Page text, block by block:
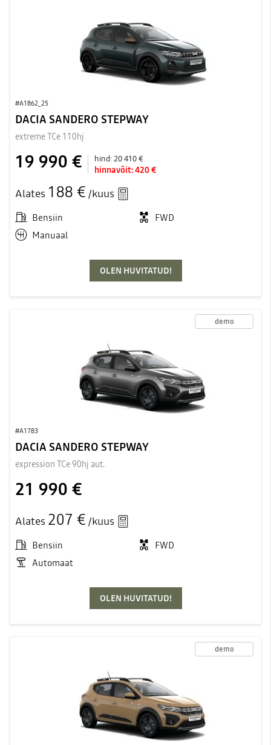
#A1862_25
DACIA SANDERO STEPWAY
extreme TCe 110hj
19 990 € hind:20 410 €
hinnavõit:420 €
Alates 188 € /kuus
Bensiin
FWD
Manuaal
OLEN HUVITATUD!
demo
#A1783
DACIA SANDERO STEPWAY
expression TCe 90hj aut.
21 990 €
Alates 207 € /kuus
Bensiin
FWD
Automaat
OLEN HUVITATUD!
demo